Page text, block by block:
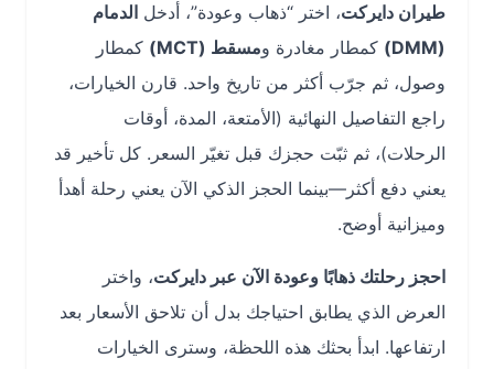
طيران دايركت، اختر “ذهاب وعودة”، أدخل الدمام
كمطار مغادرة ومسقط (MCT)
كمطار
وصول، ثم جرّب أكثر من تاريخ واحد. قارن الخيارات،
راجع التفاصيل النهائية (الأمتعة، المدة، أوقات
الرحلات)، ثم ثبّت حجزك قبل تغيّر السعر. كل تأخير قد
يعني دفع أكثر—بينما الحجز الذكي الآن يعني رحلة أهدأ
وميزانية أوضح.
احجز رحلتك ذهابًا وعودة الآن عبر دايركت، واختر
العرض الذي يطابق احتياجك بدل أن تلاحق الأسعار بعد
ارتفاعها. ابدأ بحثك هذه اللحظة، وسترى الخيارات